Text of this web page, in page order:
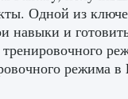
Одной из
навыки и
режима